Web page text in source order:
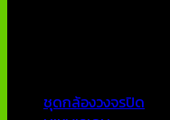
ชุดกล้องวงจรปิด